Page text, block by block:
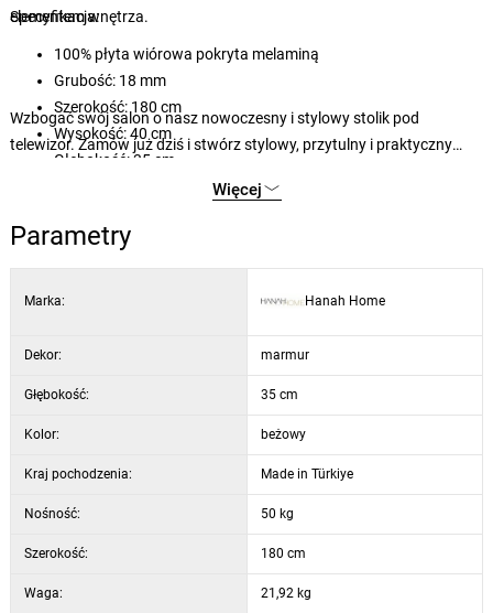
elementem wnętrza.
Specyfikacja:
100% płyta wiórowa pokryta melaminą
Grubość: 18 mm
Szerokość: 180 cm
Wysokość: 40 cm
Głębokość: 35 cm
Styl: nowoczesny, nowy
Wzbogać swój salon o nasz nowoczesny i stylowy stolik pod
telewizor. Zamów już dziś i stwórz stylowy, przytulny i praktyczny
Więcej
Parametry
Marka: Hanah Home
Dekor: marmur
Głębokość: 35 cm
Kolor: beżowy
Kraj pochodzenia: Made in Türkiye
Nośność: 50 kg
Szerokość: 180 cm
Waga: 21,92 kg